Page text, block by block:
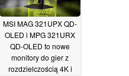
MSI MAG 321UPX QD-
OLED i MPG 321URX
QD-OLED to nowe
monitory do gier z
rozdzielczością 4K i